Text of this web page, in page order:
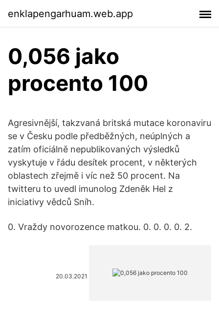
enklapengarhuam.web.app
0,056 jako
procento 100
Agresivnější, takzvaná britská mutace koronaviru
se v Česku podle předběžných, neúplných a
zatím oficiálně nepublikovaných výsledků
vyskytuje v řádu desítek procent, v některých
oblastech zřejmě i víc než 50 procent. Na
twitteru to uvedl imunolog Zdeněk Hel z
iniciativy vědců Sníh.
0. Vraždy novorozence matkou. 0. 0. 0. 0. 2.
20.03.2021